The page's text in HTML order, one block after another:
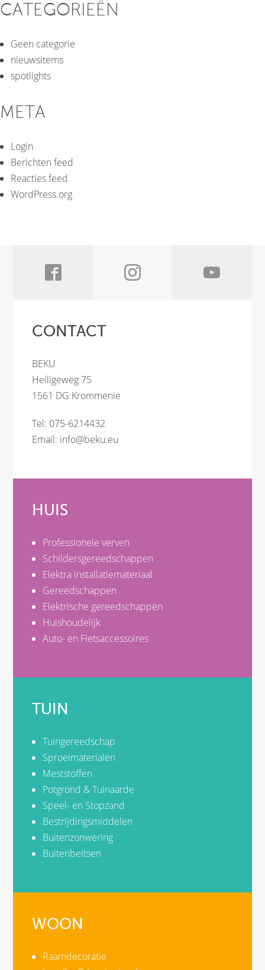
CATEGORIEËN
Geen categorie
nieuwsitems
spotlights
META
Login
Berichten feed
Reacties feed
WordPress.org
CONTACT
BEKU
Heiligeweg 75
1561 DG Krommenie
Tel: 075-6214432
Email: info@beku.eu
HUIS
Professionele verven
Schildersgereedschappen
Elektra installatiemateriaal
Gereedschappen
Elektrische gereedschappen
Huishoudelijk
Auto- en Fietsaccessoires
TUIN
Tuingereedschap
Sproeimaterialen
Meststoffen
Potgrond & Tuinaarde
Speel- en Stopzand
Bestrijdingsmiddelen
Buitenzonwering
Buitenbeitsen
WOON
Raamdecoratie